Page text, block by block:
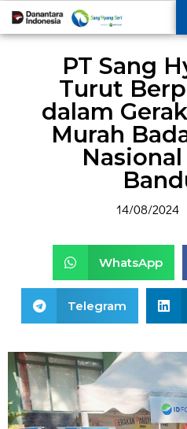
PT Sang
Turut
dalam
Murah
14/08/2024
WhatsApp
Telegram